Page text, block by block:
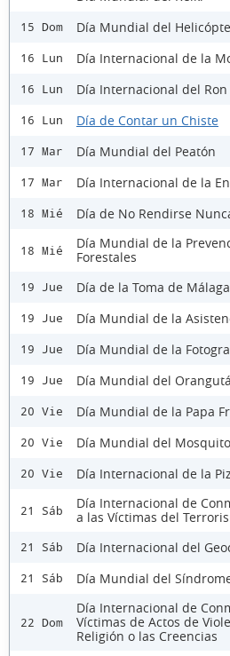
15 Dom Día Mundial del
16 Lun Día Internacional de la
16 Lun Día Internacional del Ron
16 Lun Día de Contar un Chiste
17 Mar Día Mundial del Peatón
17 Mar Día Internacional de la
18 Mié Día de No Rendirse
18 Mié
Día Mundial de la
Forestales
19 Jue Día de la Toma de Málaga
19 Jue Día Mundial de la
19 Jue Día Mundial de la
19 Jue Día Mundial del
20 Vie Día Mundial de la Papa
20 Vie Día Mundial del Mosquito
20 Vie Día Internacional de la
21 Sáb
Día Internacional de
a las Víctimas del
21 Sáb Día Internacional del
21 Sáb Día Mundial del
22 Dom
Día Internacional de
Víctimas de Actos de
Religión o las Creencias